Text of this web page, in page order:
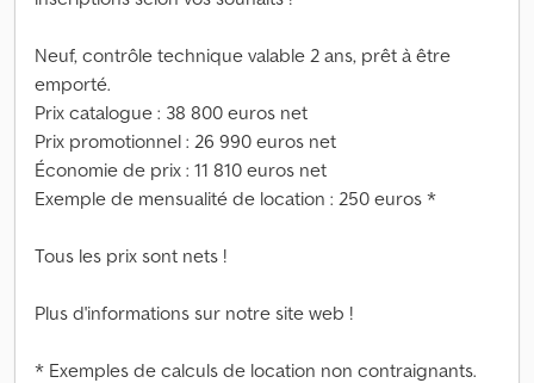
Neuf, contrôle technique valable 2 ans, prêt à être
emporté.
Prix catalogue : 38 800 euros net
Prix promotionnel : 26 990 euros net
Économie de prix : 11 810 euros net
Exemple de mensualité de location : 250 euros *
Tous les prix sont nets !
Plus d'informations sur notre site web !
* Exemples de calculs de location non contraignants.